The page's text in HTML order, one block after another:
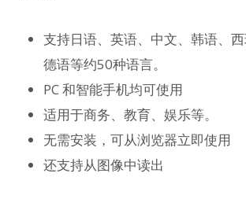
支持日语、英语、中文、韩语、西
德语等约50种语言。
PC 和智能手机均可使用
适用于商务、教育、娱乐等。
无需安装，可从浏览器立即使用
还支持从图像中读出